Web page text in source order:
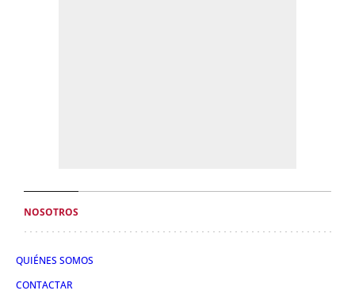
NOSOTROS
QUIÉNES SOMOS
CONTACTAR